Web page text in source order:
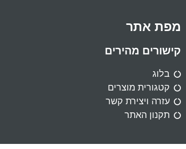
מפת אתר
קישורים מהירים
בלוג
קטגורית מוצרים
עזרה ויצירת קשר
תקנון האתר